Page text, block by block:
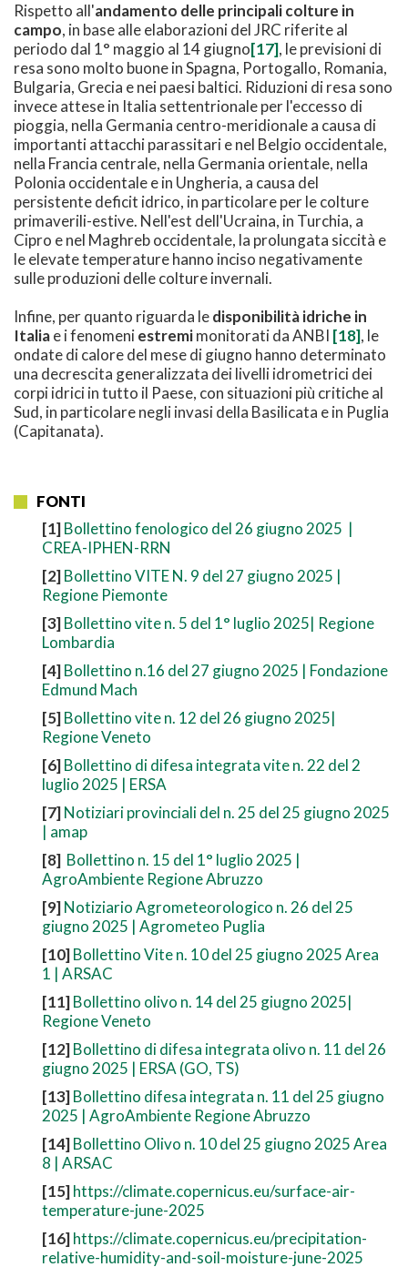
Rispetto all'andamento delle principali colture in
campo, in base alle elaborazioni del JRC riferite al
periodo dal 1° maggio al 14 giugno[17], le previsioni di
resa sono molto buone in Spagna, Portogallo, Romania,
Bulgaria, Grecia e nei paesi baltici. Riduzioni di resa sono
invece attese in Italia settentrionale per l'eccesso di
pioggia, nella Germania centro-meridionale a causa di
importanti attacchi parassitari e nel Belgio occidentale,
nella Francia centrale, nella Germania orientale, nella
Polonia occidentale e in Ungheria, a causa del
persistente deficit idrico, in particolare per le colture
primaverili-estive. Nell'est dell'Ucraina, in Turchia, a
Cipro e nel Maghreb occidentale, la prolungata siccità e
le elevate temperature hanno inciso negativamente
sulle produzioni delle colture invernali.
Infine, per quanto riguarda ledisponibilità idriche in
Italiae i fenomeniestremimonitorati da ANBI [18], le
ondate di calore del mese di giugno hanno determinato
una decrescita generalizzata dei livelli idrometrici dei
corpi idrici in tutto il Paese, con situazioni più critiche al
Sud, in particolare negli invasi della Basilicata e in Puglia
(Capitanata).
FONTI
[1]Bollettino fenologico del 26 giugno 2025 |
CREA-IPHEN-RRN
[2]Bollettino VITE N. 9 del 27 giugno 2025 |
Regione Piemonte
[3]Bollettino vite n. 5 del 1° luglio 2025| Regione
Lombardia
[4]Bollettino n.16 del 27 giugno 2025 | Fondazione
Edmund Mach
[5]Bollettino vite n. 12 del 26 giugno 2025|
Regione Veneto
[6]Bollettino di difesa integrata vite n. 22 del 2
luglio 2025 | ERSA
[7]Notiziari provinciali del n. 25 del 25 giugno 2025
| amap
[8] Bollettino n. 15 del 1° luglio 2025 |
AgroAmbiente Regione Abruzzo
[9]Notiziario Agrometeorologico n. 26 del 25
giugno 2025 | Agrometeo Puglia
[10]Bollettino Vite n. 10 del 25 giugno 2025 Area
1 | ARSAC
[11]Bollettino olivo n. 14 del 25 giugno 2025|
Regione Veneto
[12]Bollettino di difesa integrata olivo n. 11 del 26
giugno 2025 | ERSA (GO, TS)
[13]Bollettino difesa integrata n. 11 del 25 giugno
2025 | AgroAmbiente Regione Abruzzo
[14]Bollettino Olivo n. 10 del 25 giugno 2025 Area
8 | ARSAC
[15]https://climate.copernicus.eu/surface-air-
temperature-june-2025
[16]https://climate.copernicus.eu/precipitation-
relative-humidity-and-soil-moisture-june-2025